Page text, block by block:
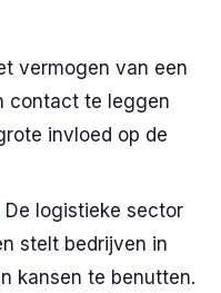
vermogen van een
contact te leggen
invloed op de
De logistieke sector
stelt bedrijven in
kansen te benutten.